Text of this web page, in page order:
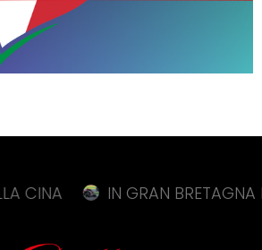
IN GRAN BRETAGNA